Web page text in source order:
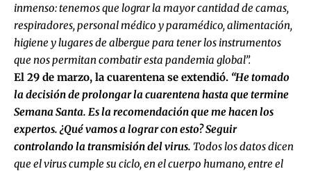
inmenso: tenemos que lograr la mayor cantidad de camas,
respiradores, personal médico y paramédico, alimentación,
higiene y lugares de albergue para tener los instrumentos
que nos permitan combatir esta pandemia global”.
El 29 de marzo, la cuarentena se extendió. “He tomado
la decisión de prolongar la cuarentena hasta que termine
Semana Santa. Es la recomendación que me hacen los
expertos. ¿Qué vamos a lograr con esto? Seguir
controlando la transmisión del virus. Todos los datos dicen
que el virus cumple su ciclo, en el cuerpo humano, entre el